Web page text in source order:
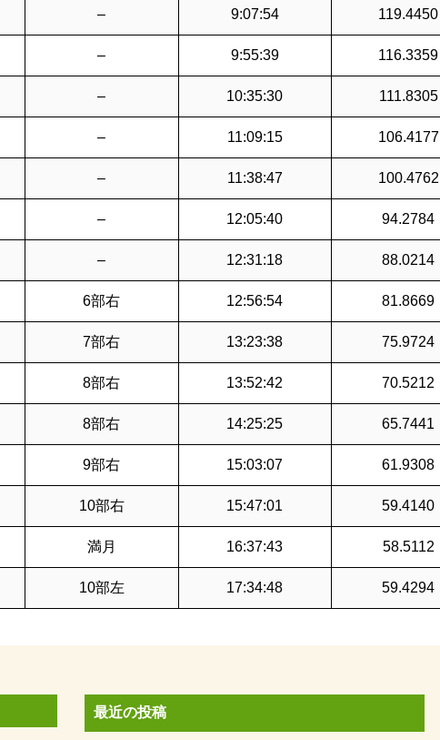
– 9:07:54 119.4450
– 9:55:39 116.3359
– 10:35:30 111.8305
– 11:09:15 106.4177
– 11:38:47 100.4762
– 12:05:40 94.2784
– 12:31:18 88.0214
6部右 12:56:54 81.8669
7部右 13:23:38 75.9724
8部右 13:52:42 70.5212
8部右 14:25:25 65.7441
9部右 15:03:07 61.9308
10部右 15:47:01 59.4140
満月 16:37:43 58.5112
10部左 17:34:48 59.4294
最近の投稿